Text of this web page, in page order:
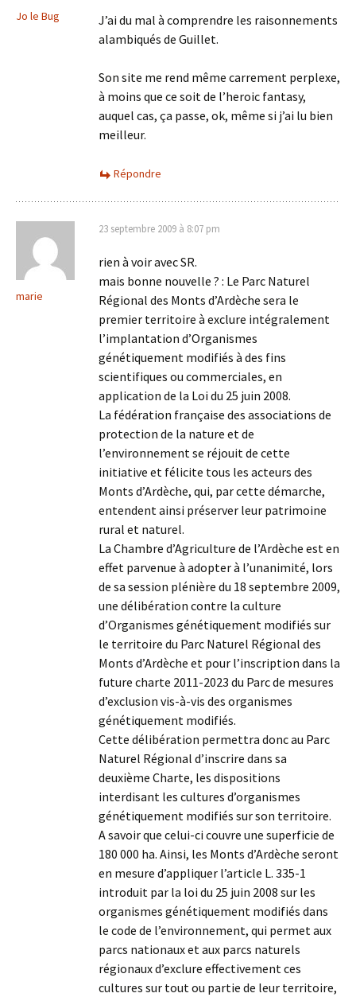
Jo le Bug
J’ai du mal à comprendre les raisonnements
alambiqués de Guillet.
Son site me rend même carrement perplexe,
à moins que ce soit de l’heroic fantasy,
auquel cas, ça passe, ok, même si j’ai lu bien
meilleur.
Répondre
marie
23 septembre 2009 à 8:07 pm
rien à voir avec SR.
mais bonne nouvelle ? : Le Parc Naturel
Régional des Monts d’Ardèche sera le
premier territoire à exclure intégralement
l’implantation d’Organismes
génétiquement modifiés à des fins
scientifiques ou commerciales, en
application de la Loi du 25 juin 2008.
La fédération française des associations de
protection de la nature et de
l’environnement se réjouit de cette
initiative et félicite tous les acteurs des
Monts d’Ardèche, qui, par cette démarche,
entendent ainsi préserver leur patrimoine
rural et naturel.
La Chambre d’Agriculture de l’Ardèche est en
effet parvenue à adopter à l’unanimité, lors
de sa session plénière du 18 septembre 2009,
une délibération contre la culture
d’Organismes génétiquement modifiés sur
le territoire du Parc Naturel Régional des
Monts d’Ardèche et pour l’inscription dans la
future charte 2011-2023 du Parc de mesures
d’exclusion vis-à-vis des organismes
génétiquement modifiés.
Cette délibération permettra donc au Parc
Naturel Régional d’inscrire dans sa
deuxième Charte, les dispositions
interdisant les cultures d’organismes
génétiquement modifiés sur son territoire.
A savoir que celui-ci couvre une superficie de
180 000 ha. Ainsi, les Monts d’Ardèche seront
en mesure d’appliquer l’article L. 335-1
introduit par la loi du 25 juin 2008 sur les
organismes génétiquement modifiés dans
le code de l’environnement, qui permet aux
parcs nationaux et aux parcs naturels
régionaux d’exclure effectivement ces
cultures sur tout ou partie de leur territoire,